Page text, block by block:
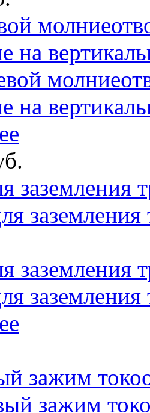
на
заземления
заземления
зажим